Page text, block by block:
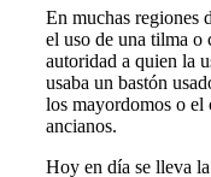
En muchas regiones
el uso de una tilma o
autoridad a quien la
usaba un bastón
los mayordomos o el
ancianos.
Hoy en día se lleva